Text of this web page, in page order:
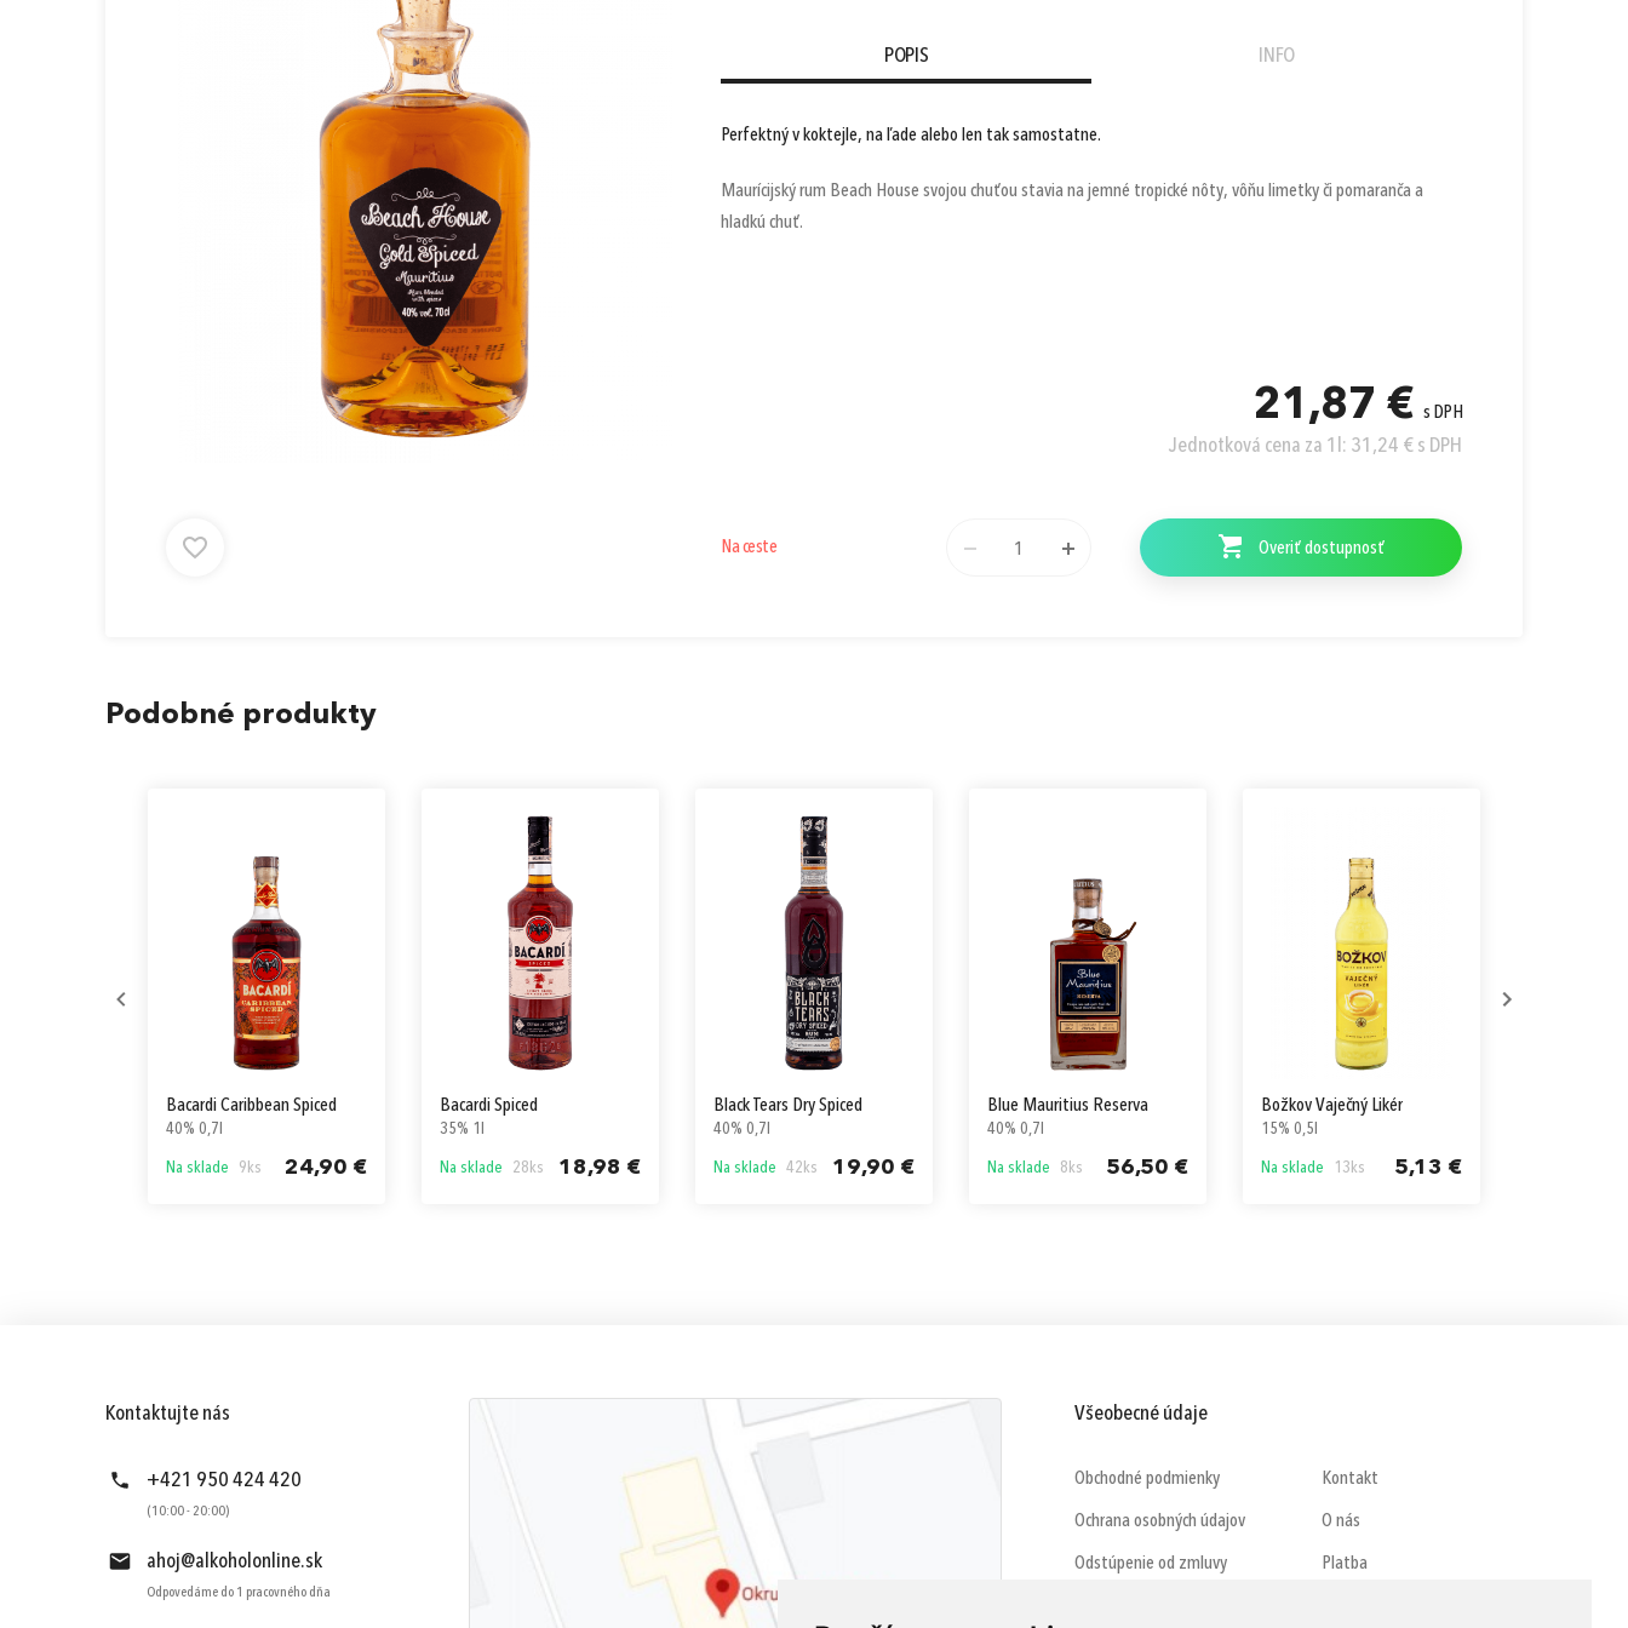
POPIS INFO
Perfektný v koktejle, na ľade alebo len tak samostatne.
Maurícijský rum Beach House svojou chuťou stavia na jemné tropické nôty, vôňu limetky či pomaranča a
hladkú chuť.
21,87 €s DPH
Jednotková cena za 1l: 31,24 € s DPH
Na ceste 1 Overiť dostupnosť
Podobné produkty
Bacardi Caribbean Spiced
40% 0,7l
Na sklade 9ks 24,90 €
Bacardi Spiced
35% 1l
Na sklade 28ks 18,98 €
Black Tears Dry Spiced
40% 0,7l
Na sklade 42ks 19,90 €
Blue Mauritius Reserva
40% 0,7l
Na sklade 8ks 56,50 €
Božkov Vaječný Likér
15% 0,5l
Na sklade 13ks 5,13 €
Kontaktujte nás
+421 950 424 420
(10:00 - 20:00)
ahoj@alkoholonline.sk
Odpovedáme do 1 pracovného dňa
Všeobecné údaje
Obchodné podmienky Kontakt
Ochrana osobných údajov O nás
Odstúpenie od zmluvy Platba